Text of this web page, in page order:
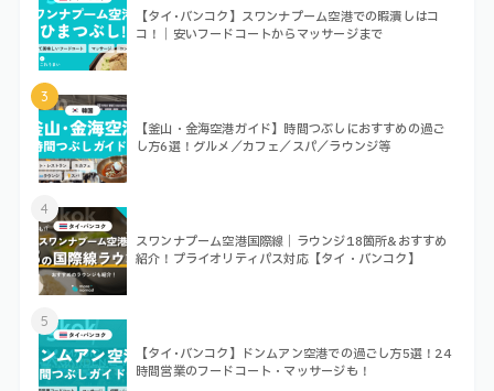
【タイ･バンコク】スワンナプーム空港での暇潰しはコ
コ！｜安いフードコートからマッサージまで
3
【釜山・金海空港ガイド】時間つぶしにおすすめの過ご
し方6選！グルメ／カフェ／スパ／ラウンジ等
4
スワンナプーム空港国際線｜ラウンジ18箇所&おすすめ
紹介！プライオリティパス対応【タイ・バンコク】
5
【タイ･バンコク】ドンムアン空港での過ごし方5選！24
時間営業のフードコート・マッサージも！